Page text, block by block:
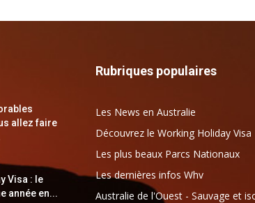
allez faire
Visa : le
année en...
Rubriques populaires
Les News en Australie
Découvrez le Working Holiday Visa
Les plus beaux Parcs Nationaux
Les dernières infos Whv
Australie de l'Ouest - Sauvage et